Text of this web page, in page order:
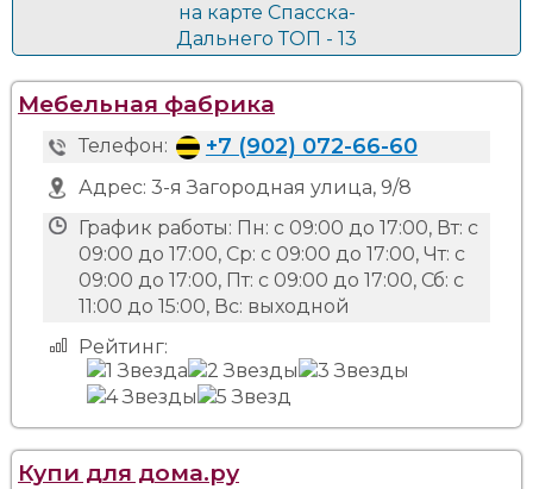
на карте Спасска-
Дальнего ТОП - 13
Мебельная фабрика
Телефон: +7 (902) 072-66-60
Адрес: 3-я Загородная улица, 9/8
График работы: Пн: с 09:00 до 17:00, Вт: с
09:00 до 17:00, Ср: с 09:00 до 17:00, Чт: с
09:00 до 17:00, Пт: с 09:00 до 17:00, Сб: с
11:00 до 15:00, Вс: выходной
Рейтинг:
Купи для дома.ру